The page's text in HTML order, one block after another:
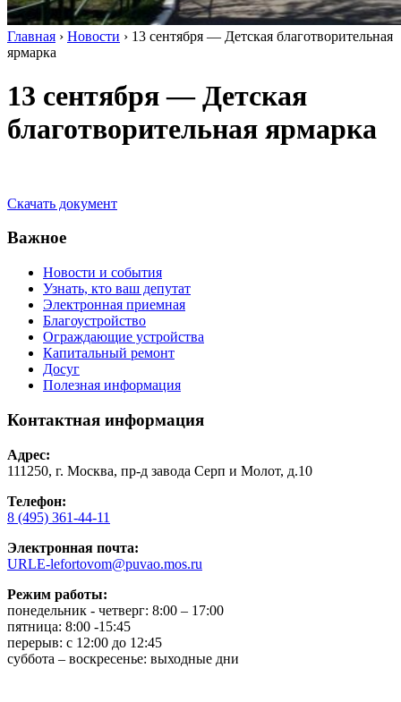
Главная › Новости › 13 сентября — Детская благотворительная
ярмарка
13 сентября — Детская
благотворительная ярмарка
Скачать документ
Важное
Новости и события
Узнать, кто ваш депутат
Электронная приемная
Благоустройство
Ограждающие устройства
Капитальный ремонт
Досуг
Полезная информация
Контактная информация
Адрес:
111250, г. Москва, пр-д завода Серп и Молот, д.10
Телефон:
8 (495) 361-44-11
Электронная почта:
URLE-lefortovom@puvao.mos.ru
Режим работы:
понедельник - четверг: 8:00 – 17:00
пятница: 8:00 -15:45
перерыв: с 12:00 до 12:45
суббота – воскресенье: выходные дни